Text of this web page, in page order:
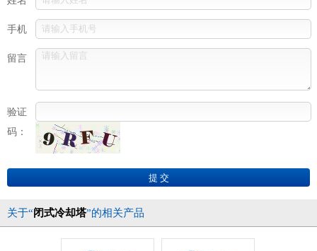
手机
留言
验证
码：
关于“闭式冷却塔”的相关产品